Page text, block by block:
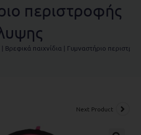
περιστροφής
| Βρεφικά παιχνίδια | Γυμναστήριο
Next Product